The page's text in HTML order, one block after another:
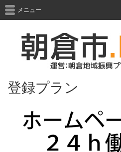
メニュー
登録プラン